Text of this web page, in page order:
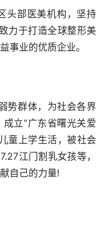
头部医美机构，坚持
力于打造全球整形美
事业的优质企业。
势群体，为社会各界
立“广东省曙光关爱
童上学生活，被社会
江门割乳女孩等，
自己的力量!